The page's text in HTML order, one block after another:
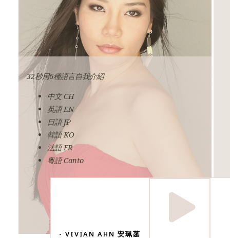
- VIVIAN AHN 安珮菡
32秒用6種語言自我介紹
中文 CH
英語 EN
日語 JP
韓語 KO
法語 FR
粵語 Canto